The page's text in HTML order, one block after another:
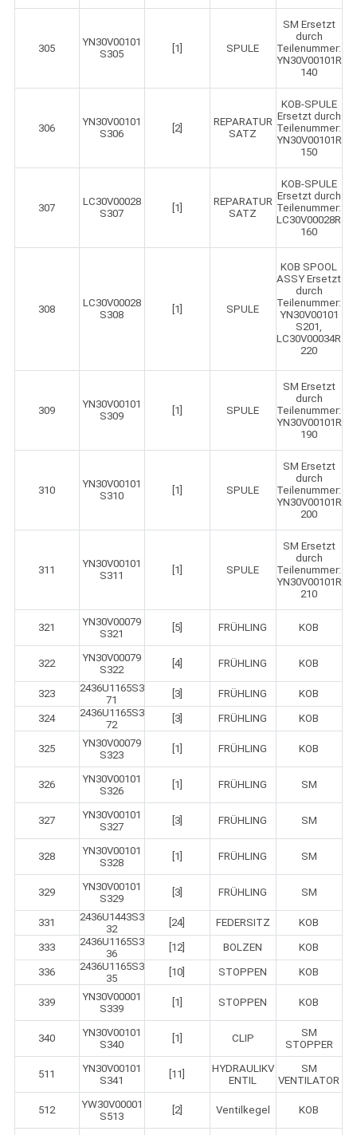
305
YN30V00101
S305
[1] SPULE
SM Ersetzt
durch
Teilenummer:
YN30V00101R
140
306
YN30V00101
S306
[2]
REPARATUR
SATZ
KOB-SPULE
Ersetzt durch
Teilenummer:
YN30V00101R
150
307
LC30V00028
S307
[1]
REPARATUR
SATZ
KOB-SPULE
Ersetzt durch
Teilenummer:
LC30V00028R
160
308
LC30V00028
S308
[1] SPULE
KOB SPOOL
ASSY Ersetzt
durch
Teilenummer:
YN30V00101
S201,
LC30V00034R
220
309
YN30V00101
S309
[1] SPULE
SM Ersetzt
durch
Teilenummer:
YN30V00101R
190
310
YN30V00101
S310
[1] SPULE
SM Ersetzt
durch
Teilenummer:
YN30V00101R
200
311
YN30V00101
S311
[1] SPULE
SM Ersetzt
durch
Teilenummer:
YN30V00101R
210
321
YN30V00079
S321
[5] FRÜHLING KOB
322
YN30V00079
S322
[4] FRÜHLING KOB
323
2436U1165S3
71
[3] FRÜHLING KOB
324
2436U1165S3
72
[3] FRÜHLING KOB
325
YN30V00079
S323
[1] FRÜHLING KOB
326
YN30V00101
S326
[1] FRÜHLING SM
327
YN30V00101
S327
[3] FRÜHLING SM
328
YN30V00101
S328
[1] FRÜHLING SM
329
YN30V00101
S329
[3] FRÜHLING SM
331
2436U1443S3
32
[24] FEDERSITZ KOB
333
2436U1165S3
36
[12] BOLZEN KOB
336
2436U1165S3
35
[10] STOPPEN KOB
339
YN30V00001
S339
[1] STOPPEN KOB
340
YN30V00101
S340
[1] CLIP
SM
STOPPER
511
YN30V00101
S341
[11]
HYDRAULIKV
ENTIL
SM
VENTILATOR
512
YW30V00001
S513
[2] Ventilkegel KOB